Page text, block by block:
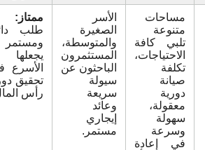
مساحات
متنوعة
تلبي كافة
الاحتياجات،
تكلفة
صيانة
دورية
معقولة،
سهولة
وسرعة
في إعادة
الأسر
الصغيرة
والمتوسطة،
المستثمرون
الباحثون عن
سيولة
سريعة
وعائد
إيجاري
مستمر.
ممتاز:
طلب دائم
ومستمر
يجعلها
الأسرع في
تحقيق دورة
رأس المال.